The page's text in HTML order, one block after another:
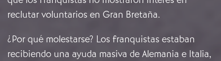
reclutar voluntarios en Gran Bretaña.
¿Por qué molestarse? Los franquistas estaban
recibiendo una ayuda masiva de Alemania e Italia,